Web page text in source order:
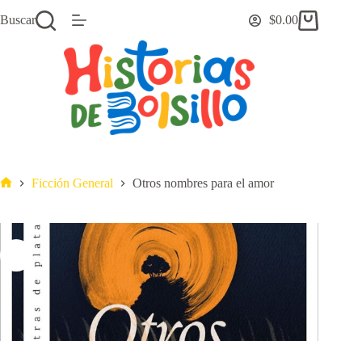
al
Buscar
Carro
$0.00
Ficción General Otros nombres para el amor